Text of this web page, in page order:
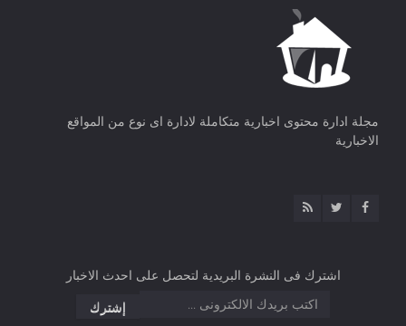
مجلة ادارة محتوى اخبارية متكاملة لادارة اى نوع من المواقع
الاخبارية
اشترك فى النشرة البريدية لتحصل على احدث الاخبار